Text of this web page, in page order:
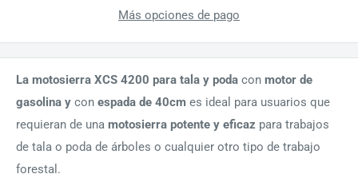
Más opciones de pago
La motosierra XCS 4200 para tala y poda con motor de
gasolina y con espada de 40cm es ideal para usuarios que
requieran de una motosierra potente y eficaz para trabajos
de tala o poda de árboles o cualquier otro tipo de trabajo
forestal.